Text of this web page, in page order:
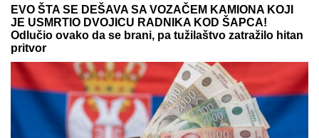
(FOTO) DARKO LAZIĆ I KATARINA UŽIVAJU U
DVORCU
Supruga pevača pokazala u kakvom
luksuzu se baškare, a ispred ogroman bazen